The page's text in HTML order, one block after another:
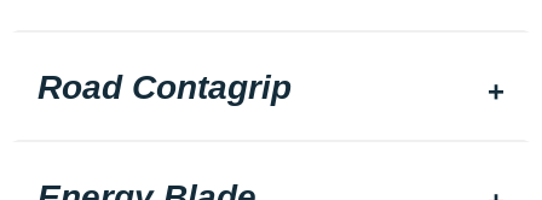
Road Contagrip